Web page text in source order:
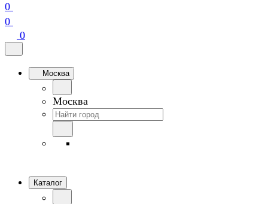
0
0
0
Москва
Москва
Каталог